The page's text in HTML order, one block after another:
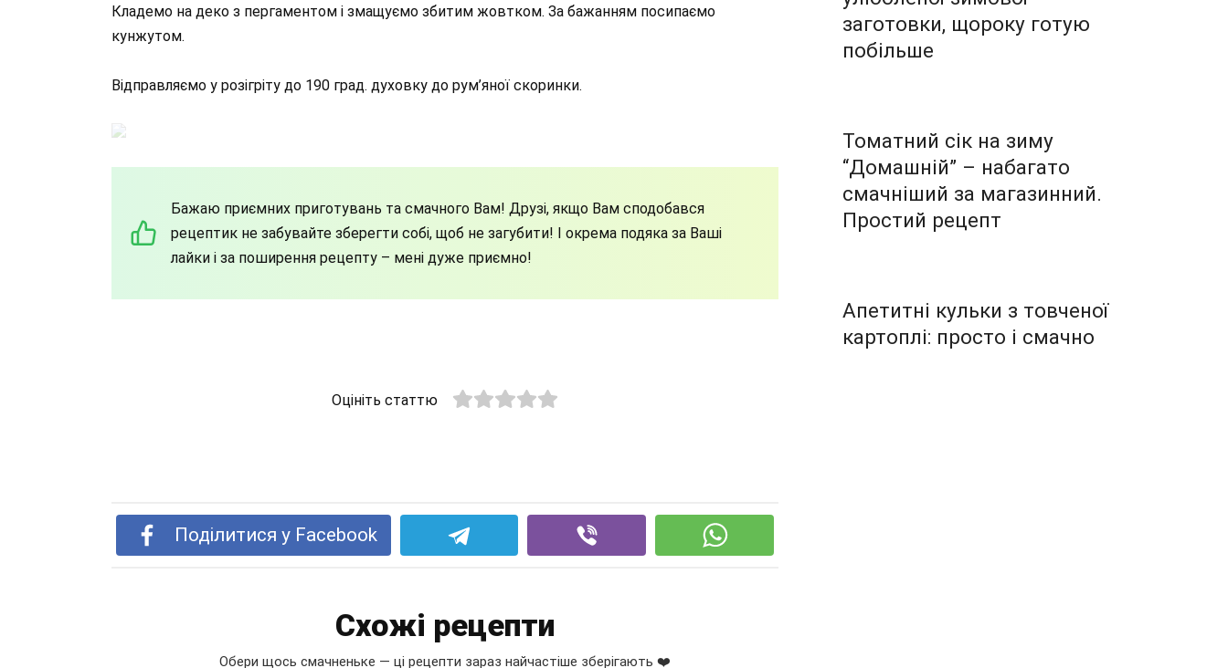
Кладемо на деко з пергаментом і змащуємо збитим жовтком. За бажанням посипаємо
кунжутом.
Відправляємо у розігріту до 190 град. духовку до рум’яної скоринки.
Бажаю приємних приготувань та смачного Вам! Друзі, якщо Вам сподобався
рецептик не забувайте зберегти собі, щоб не загубити! І окрема подяка за Ваші
лайки і за поширення рецепту – мені дуже приємно!
Оцініть статтю
Поділитися у Facebook
Схожі рецепти
Обери щось смачненьке — ці рецепти зараз найчастіше зберігають ❤️
заготовки, щороку готую
побільше
Томатний сік на зиму
“Домашній” – набагато
смачніший за магазинний.
Простий рецепт
Апетитні кульки з товченої
картоплі: просто і смачно